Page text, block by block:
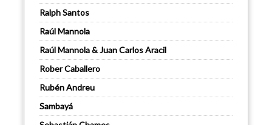
Ralph Santos
Raúl Mannola
Raúl Mannola & Juan Carlos Aracil
Rober Caballero
Rubén Andreu
Sambayá